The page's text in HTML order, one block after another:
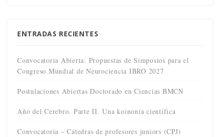
ENTRADAS RECIENTES
Convocatoria Abierta: Propuestas de Simposios para el
Congreso Mundial de Neurociencia IBRO 2027
Postulaciones Abiertas Doctorado en Ciencias BMCN
Año del Cerebro. Parte II. Una koinonía científica
Convocatoria – Cátedras de profesores juniors (CPJ)